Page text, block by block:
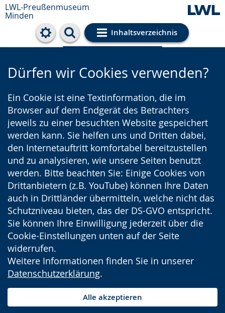
LWL-Preußenmuseum
Minden
Inhaltsverzeichnis
Cookie-Einstellungen
Dürfen wir Cookies verwenden?
Ein Cookie ist eine Textinformation, die im
Browser auf dem Endgerät des Betrachters
jeweils zu einer besuchten Website gespeichert
werden kann. Sie helfen uns und Dritten dabei,
den Internetauftritt komfortabel bereitzustellen
und zu analysieren, wie unsere Seiten benutzt
werden. Bitte beachten Sie: Einige Cookies von
Drittanbietern (z.B. YouTube) können Ihre Daten
auch in Drittländer übermitteln, welche nicht das
Schutzniveau bieten, das der DS-GVO entspricht.
Sie können Ihre Einwilligung jederzeit über die
Cookie-Einstellungen unten auf der Seite
widerrufen.
Weitere Informationen finden Sie in unserer
Datenschutzerklärung.
Alle akzeptieren